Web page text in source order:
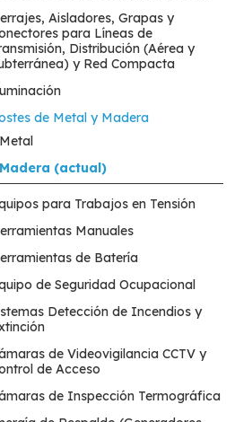
Aisladores, Grapas y
para Líneas de
Distribución (Aérea y
y Red Compacta
de Metal y Madera
Metal
Madera (actual)
para Trabajos en Tensión
Manuales
de Batería
de Seguridad Ocupacional
Detección de Incendios y
de Videovigilancia CCTV y
de Acceso
de Inspección Termográfica